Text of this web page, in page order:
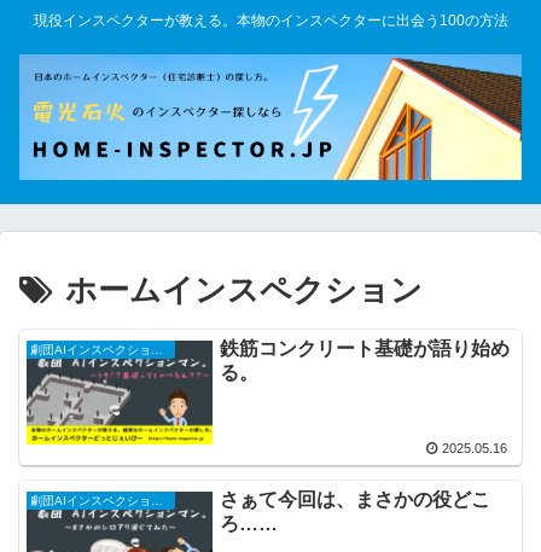
現役インスペクターが教える。本物のインスペクターに出会う100の方法
ホームインスペクション
鉄筋コンクリート基礎が語り始め
る。
2025.05.16
さぁて今回は、まさかの役どこ
ろ……